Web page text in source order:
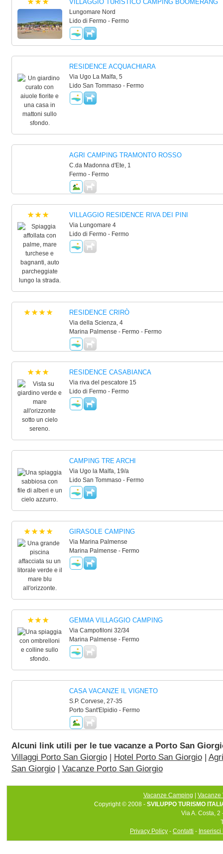
VILLAGGIO TURISTICO CAMPING BOOMERANG
Lungomare Nord
Lido di Fermo - Fermo
RESIDENCE ACQUACHIARA
Via Ugo La Malfa, 5
Lido San Tommaso - Fermo
AGRI CAMPING TRAMONTO ROSSO
C.da Madonna d'Ete, 1
Fermo - Fermo
VILLAGGIO RESIDENCE RIVA DEI PINI
Via Lungomare 4
Lido di Fermo - Fermo
RESIDENCE CRIRÒ
Via della Scienza, 4
Marina Palmense - Fermo - Fermo
RESIDENCE CASABIANCA
Via riva del pescatore 15
Lido di Fermo - Fermo
CAMPING TRE ARCHI
Via Ugo la Malfa, 19/a
Lido San Tommaso - Fermo
GIRASOLE CAMPING
Via Marina Palmense
Marina Palmense - Fermo
GEMMA VILLAGGIO CAMPING
Via Campofiloni 32/34
Marina Palmense - Fermo
CASA VACANZE IL VIGNETO
S.P. Corvese, 27-35
Porto Sant'Elpidio - Fermo
Alcuni link utili per le tue vacanze a Porto San
Villaggi Porto San Giorgio| Hotel Porto San Giorgio|
San Giorgio| Vacanze Porto San Giorgio
Vacanze Camping
Vacanze
Copyright © 2008 - SVILUPPO TURISMO
Via A. Costa,
Privacy Policy - Contatti -